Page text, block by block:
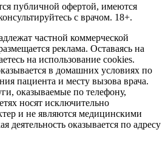
публичной офертой, имеются
с врачом. 18+.
частной коммерческой
реклама. Оставаясь на
на использование cookies.
в домашних условиях по
пациента и месту вызова врача.
оказываемые по телефону,
носят исключительно
и не являются медицинскими
деятельность оказывается по адресу